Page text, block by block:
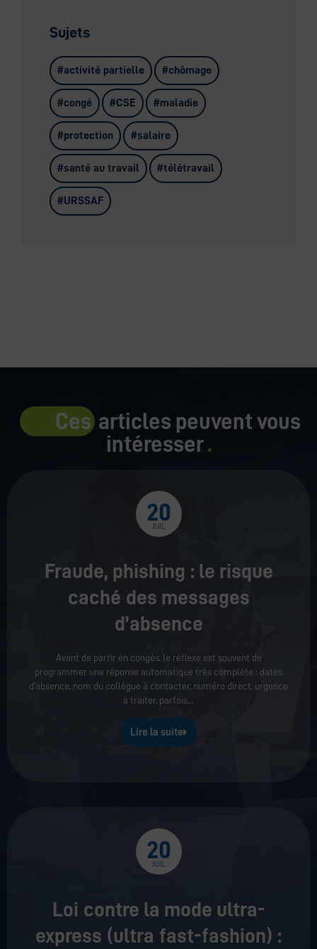
Sujets
activité partielle chômage
congé CSE maladie
protection salaire
santé au travail télétravail
URSSAF
Ces articles peuvent vous
intéresser
20
Fraude, phishing : le risque
caché des messages
d’absence
Avant de partir en congés, le réflexe est souvent de
programmer une réponse automatique très complète : dates
d’absence, nom du collègue à contacter, numéro direct, urgence
à traiter, parfois
Lire la suite
20
JUIL
Loi contre la mode ultra-
express (ultra fast-fashion) :